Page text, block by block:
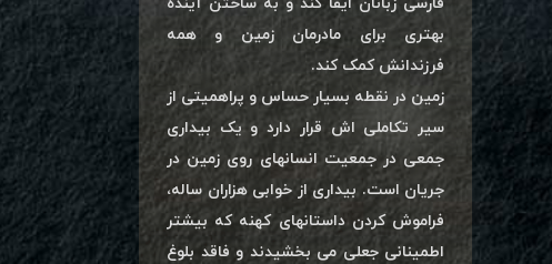
بهتری برای مادرمان زمین و همه
فرزندانش کمک کند.
زمین در نقطه بسیار حساس و پراهمیتی از
سیر تکاملی اش قرار دارد و یک بیداری
جمعی در جمعیت انسانهای روی زمین در
جریان است. بیداری از خوابی هزاران ساله،
فراموش کردن داستانهای کهنه که بیشتر
اطمینانی جعلی می بخشیدند و فاقد بلوغ